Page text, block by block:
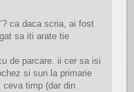
ca daca scria, ai fost
sa iti arate tie
de parcare. ii cer sa isi
si sun la primarie
timp (dar din